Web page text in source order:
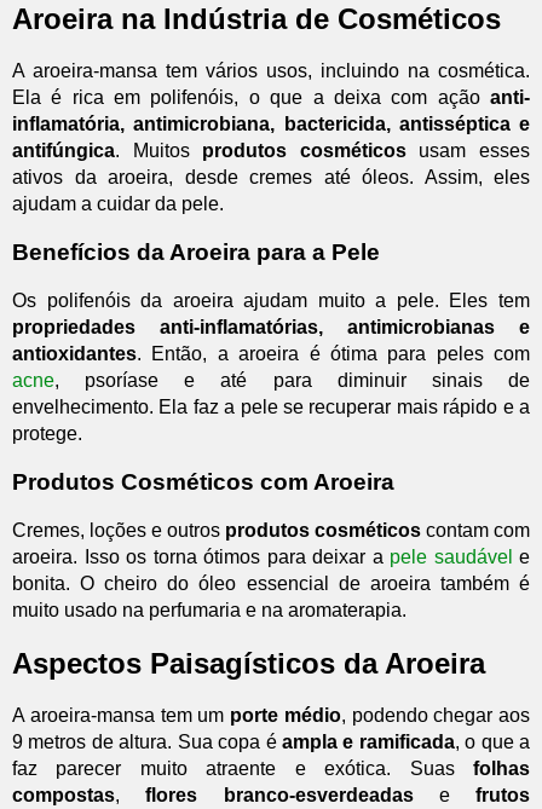
Aroeira na Indústria de Cosméticos
A aroeira-mansa tem vários usos, incluindo na cosmética.
Ela é rica em polifenóis, o que a deixa com ação anti-
inflamatória, antimicrobiana, bactericida, antisséptica e
antifúngica. Muitos produtos cosméticosusam esses
ativos da aroeira, desde cremes até óleos. Assim, eles
ajudam a cuidar da pele.
Benefícios da Aroeira para a Pele
Os polifenóis da aroeira ajudam muito a pele. Eles tem
propriedades anti-inflamatórias, antimicrobianas e
antioxidantes. Então, a aroeira é ótima para peles com
acne, psoríase e até para diminuir sinais de
envelhecimento. Ela faz a pele se recuperar mais rápido e a
protege.
Produtos Cosméticos com Aroeira
Cremes, loções e outros produtos cosméticos contam com
aroeira. Isso os torna ótimos para deixar a pele saudável e
bonita. O cheiro do óleo essencial de aroeira também é
muito usado na perfumaria e na aromaterapia.
Aspectos Paisagísticos da Aroeira
A aroeira-mansa tem um porte médio, podendo chegar aos
9 metros de altura. Sua copa é ampla e ramificada, o que a
faz parecer muito atraente e exótica. Suas folhas
compostas,flores branco-esverdeadase frutos